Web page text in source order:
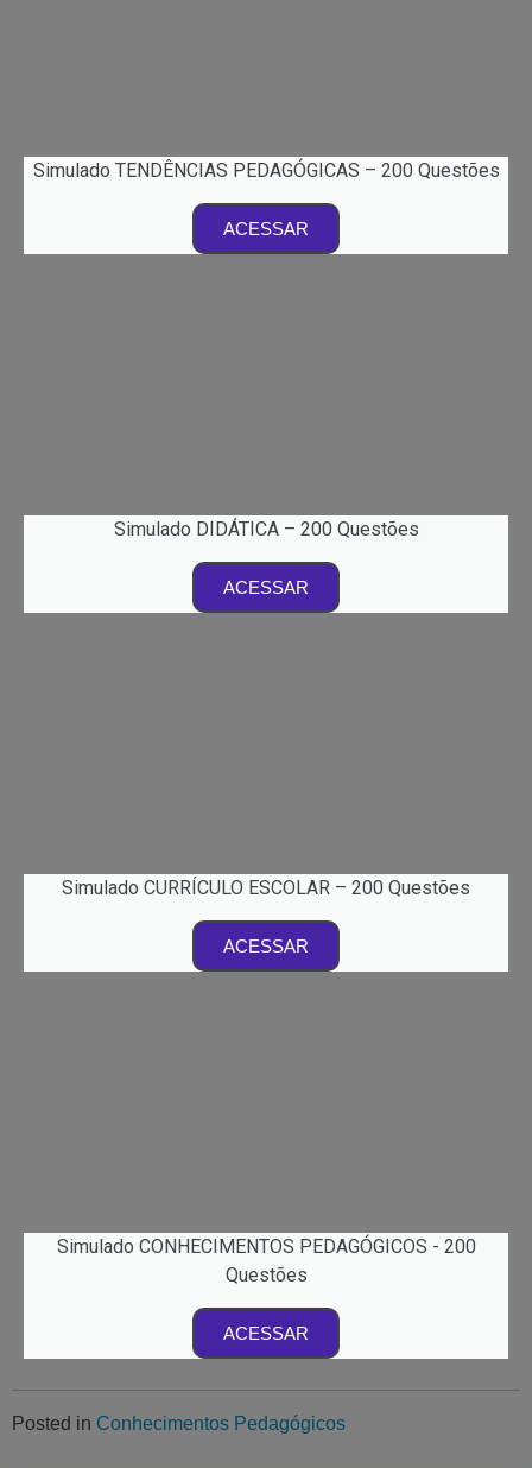
Simulado TENDÊNCIAS PEDAGÓGICAS – 200 Questões
ACESSAR
Simulado DIDÁTICA – 200 Questões
ACESSAR
Simulado CURRÍCULO ESCOLAR – 200 Questões
ACESSAR
Simulado CONHECIMENTOS PEDAGÓGICOS - 200
Questões
ACESSAR
Posted in Conhecimentos Pedagógicos